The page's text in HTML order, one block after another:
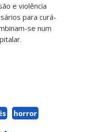
e violência
para curá-
se num
horror